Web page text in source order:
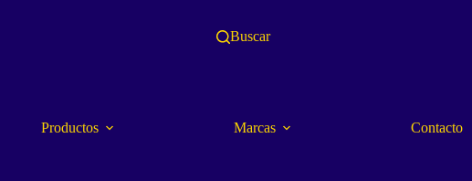
Buscar
Productos Marcas Contacto